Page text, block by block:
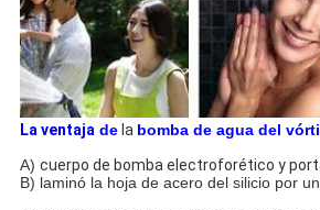
La ventaja de la bomba de agua del
A) cuerpo de bomba electroforético y
B) laminó la hoja de acero del silicio por